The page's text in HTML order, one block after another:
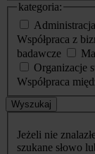
kategoria:
Administracja
Współpraca z
badawcze
Organizacje
Współpraca
Wyszukaj
Jeżeli nie
szukane słowo